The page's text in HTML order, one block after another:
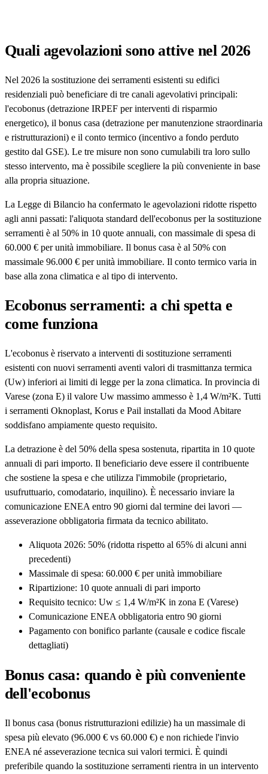
Quali agevolazioni sono attive nel 2026
Nel 2026 la sostituzione dei serramenti esistenti su edifici
residenziali può beneficiare di tre canali agevolativi principali:
l'ecobonus (detrazione IRPEF per interventi di risparmio
energetico), il bonus casa (detrazione per manutenzione straordinaria
e ristrutturazioni) e il conto termico (incentivo a fondo perduto
gestito dal GSE). Le tre misure non sono cumulabili tra loro sullo
stesso intervento, ma è possibile scegliere la più conveniente in base
alla propria situazione.
La Legge di Bilancio ha confermato le agevolazioni ridotte rispetto
agli anni passati: l'aliquota standard dell'ecobonus per la sostituzione
serramenti è al 50% in 10 quote annuali, con massimale di spesa di
60.000 € per unità immobiliare. Il bonus casa è al 50% con
massimale 96.000 € per unità immobiliare. Il conto termico varia in
base alla zona climatica e al tipo di intervento.
Ecobonus serramenti: a chi spetta e
come funziona
L'ecobonus è riservato a interventi di sostituzione serramenti
esistenti con nuovi serramenti aventi valori di trasmittanza termica
(Uw) inferiori ai limiti di legge per la zona climatica. In provincia di
Varese (zona E) il valore Uw massimo ammesso è 1,4 W/m²K. Tutti
i serramenti Oknoplast, Korus e Pail installati da Mood Abitare
soddisfano ampiamente questo requisito.
La detrazione è del 50% della spesa sostenuta, ripartita in 10 quote
annuali di pari importo. Il beneficiario deve essere il contribuente
che sostiene la spesa e che utilizza l'immobile (proprietario,
usufruttuario, comodatario, inquilino). È necessario inviare la
comunicazione ENEA entro 90 giorni dal termine dei lavori —
asseverazione obbligatoria firmata da tecnico abilitato.
Aliquota 2026: 50% (ridotta rispetto al 65% di alcuni anni
precedenti)
Massimale di spesa: 60.000 € per unità immobiliare
Ripartizione: 10 quote annuali di pari importo
Requisito tecnico: Uw ≤ 1,4 W/m²K in zona E (Varese)
Comunicazione ENEA obbligatoria entro 90 giorni
Pagamento con bonifico parlante (causale e codice fiscale
dettagliati)
Bonus casa: quando è più conveniente
dell'ecobonus
Il bonus casa (bonus ristrutturazioni edilizie) ha un massimale di
spesa più elevato (96.000 € vs 60.000 €) e non richiede l'invio
ENEA né asseverazione tecnica sui valori termici. È quindi
preferibile quando la sostituzione serramenti rientra in un intervento